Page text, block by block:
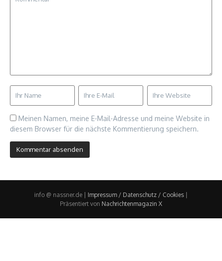
Meinen Namen, meine E-Mail-Adresse und meine Website in
diesem Browser für die nächste Kommentierung speichern.
info @ nassner.de | Impressum / Datenschutz / Cookies |
Präsentiert von Nachrichtenmagazin X